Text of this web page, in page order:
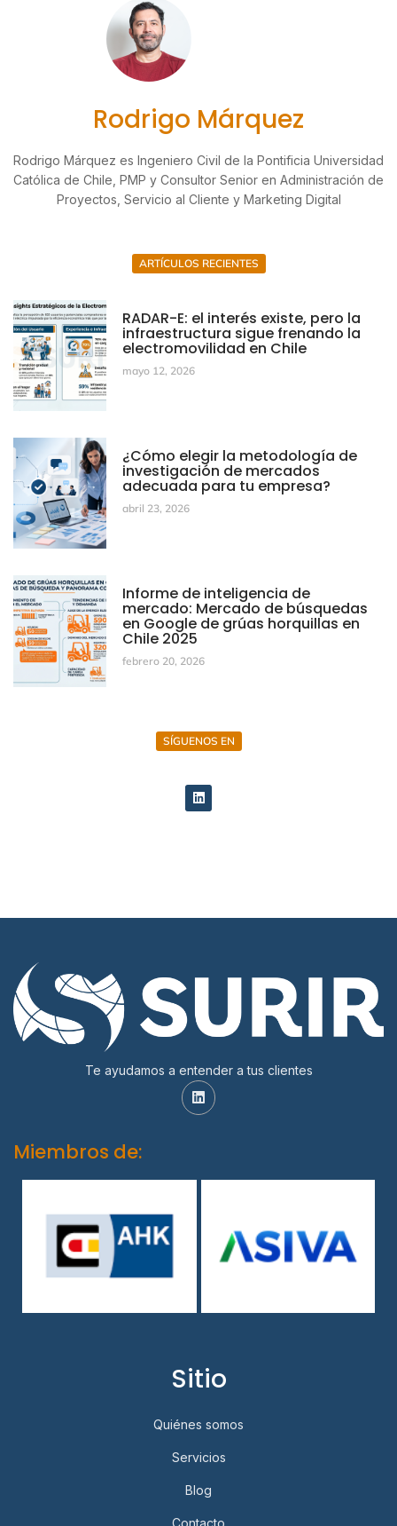
Rodrigo Márquez
Rodrigo Márquez es Ingeniero Civil de la Pontificia Universidad
Católica de Chile, PMP y Consultor Senior en Administración de
Proyectos, Servicio al Cliente y Marketing Digital
ARTÍCULOS RECIENTES
RADAR-E: el interés existe, pero la
infraestructura sigue frenando la
electromovilidad en Chile
mayo 12, 2026
¿Cómo elegir la metodología de
investigación de mercados
adecuada para tu empresa?
abril 23, 2026
Informe de inteligencia de
mercado: Mercado de búsquedas
en Google de grúas horquillas en
Chile 2025
febrero 20, 2026
SÍGUENOS EN
Te ayudamos a entender a tus clientes
Miembros de:
Sitio
Quiénes somos
Servicios
Blog
Contacto